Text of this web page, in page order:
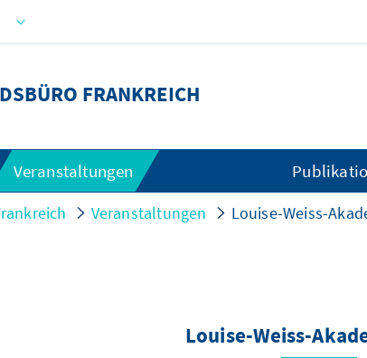
FRANKREICH
Veranstaltungen
Veranstaltungen Louise-Weiss-
Louise-Weiss-